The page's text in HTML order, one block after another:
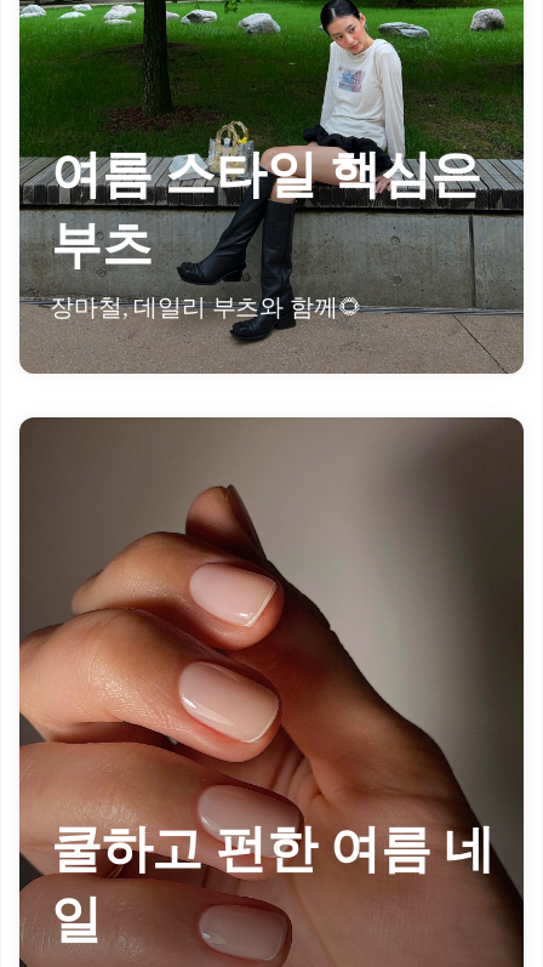
여름 스타일 핵심은
부츠
장마철, 데일리 부츠와 함께🌻
쿨하고 펀한 여름 네
일